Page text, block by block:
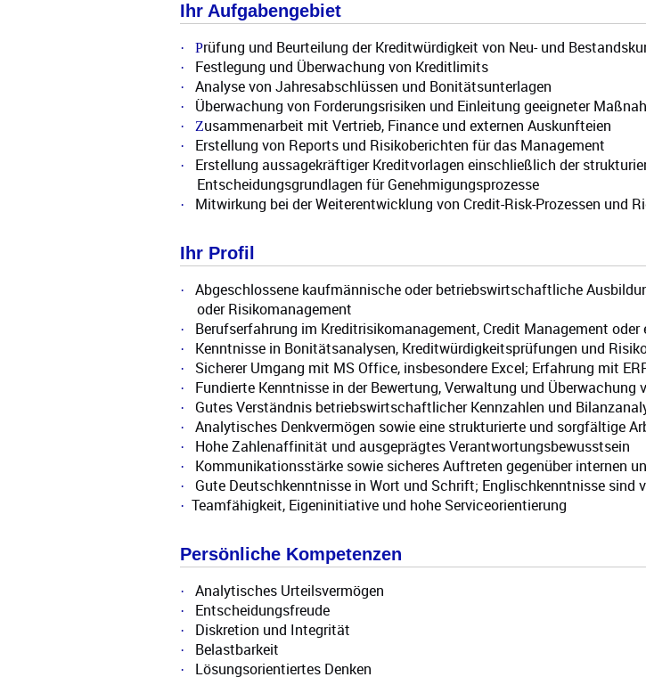
Ihr Aufgabengebiet
· Prüfung und Beurteilung der Kreditwürdigkeit von Neu- und
· Festlegung und Überwachung von Kreditlimits
· Analyse von Jahresabschlüssen und Bonitätsunterlagen
· Überwachung von Forderungsrisiken und Einleitung geeigneter
· Zusammenarbeit mit Vertrieb, Finance und externen Auskunfteien
· Erstellung von Reports und Risikoberichten für das Management
·
Erstellung aussagekräftiger Kreditvorlagen einschließlich der
Entscheidungsgrundlagen für Genehmigungsprozesse
· Mitwirkung bei der Weiterentwicklung von Credit-Risk-Prozessen und
Ihr Profil
·
Abgeschlossene kaufmännische oder betriebswirtschaftliche
oder Risikomanagement
· Berufserfahrung im Kreditrisikomanagement, Credit Management oder
· Kenntnisse in Bonitätsanalysen, Kreditwürdigkeitsprüfungen und
· Sicherer Umgang mit MS Office, insbesondere Excel; Erfahrung mit
· Fundierte Kenntnisse in der Bewertung, Verwaltung und Überwachung
· Gutes Verständnis betriebswirtschaftlicher Kennzahlen und
· Analytisches Denkvermögen sowie eine strukturierte und sorgfältige
· Hohe Zahlenaffinität und ausgeprägtes Verantwortungsbewusstsein
· Kommunikationsstärke sowie sicheres Auftreten gegenüber internen
· Gute Deutschkenntnisse in Wort und Schrift; Englischkenntnisse sind
· Teamfähigkeit, Eigeninitiative und hohe Serviceorientierung
Persönliche Kompetenzen
· Analytisches Urteilsvermögen
· Entscheidungsfreude
· Diskretion und Integrität
· Belastbarkeit
· Lösungsorientiertes Denken